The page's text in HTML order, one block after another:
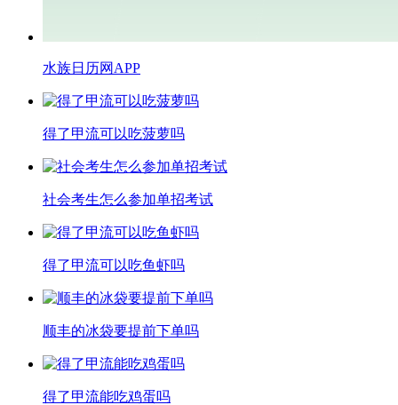
水族日历网APP
得了甲流可以吃菠萝吗
​社会考生怎么参加单招考试
得了甲流可以吃鱼虾吗
顺丰的冰袋要提前下单吗
得了甲流能吃鸡蛋吗